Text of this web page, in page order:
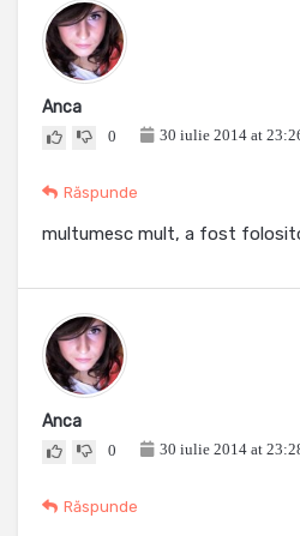
Anca
0 30 iulie 2014 at
Răspunde
multumesc mult, a fost
Anca
0 30 iulie 2014 at
Răspunde